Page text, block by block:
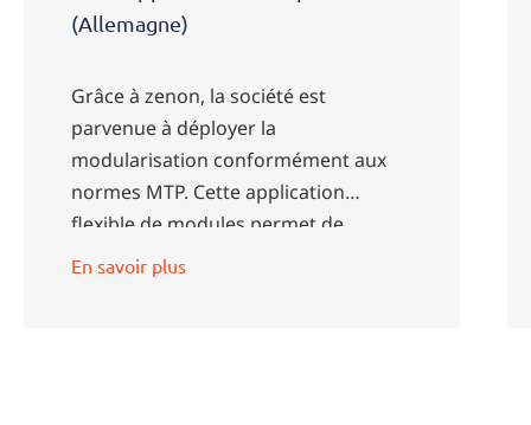
(Allemagne)
Grâce à zenon, la société est
parvenue à déployer la
modularisation conformément aux
normes MTP. Cette application
flexible de modules permet de
réduire considérablement les délais
En savoir plus